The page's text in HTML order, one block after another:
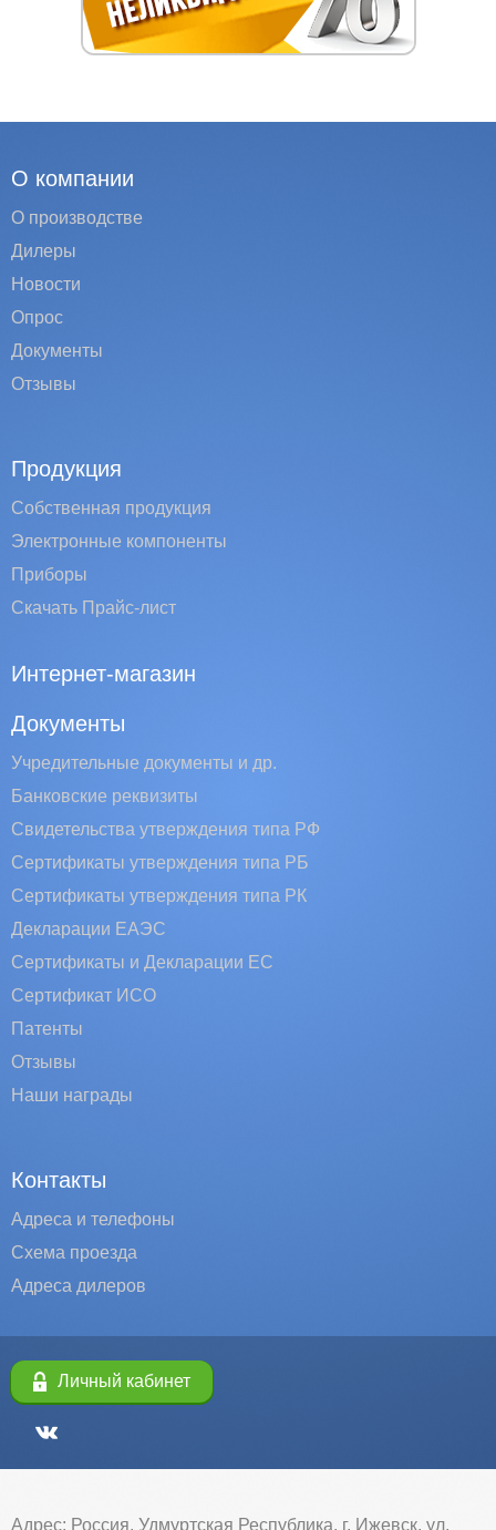
О компании
О производстве
Дилеры
Новости
Опрос
Документы
Отзывы
Продукция
Собственная продукция
Электронные компоненты
Приборы
Скачать Прайс-лист
Интернет-магазин
Документы
Учредительные документы и др.
Банковские реквизиты
Свидетельства утверждения типа РФ
Сертификаты утверждения типа РБ
Сертификаты утверждения типа РК
Декларации ЕАЭС
Сертификаты и Декларации EC
Сертификат ИСО
Патенты
Отзывы
Наши награды
Контакты
Адреса и телефоны
Схема проезда
Адреса дилеров
Личный кабинет
Адрес: Россия, Удмуртская Республика, г. Ижевск, ул.